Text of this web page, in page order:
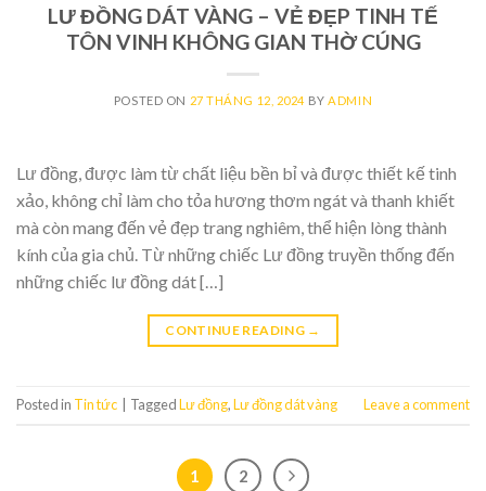
LƯ ĐỒNG DÁT VÀNG – VẺ ĐẸP TINH TẾ
TÔN VINH KHÔNG GIAN THỜ CÚNG
POSTED ON 27 THÁNG 12, 2024 BYADMIN
Lư đồng, được làm từ chất liệu bền bỉ và được thiết kế tinh
xảo, không chỉ làm cho tỏa hương thơm ngát và thanh khiết
mà còn mang đến vẻ đẹp trang nghiêm, thể hiện lòng thành
kính của gia chủ. Từ những chiếc Lư đồng truyền thống đến
những chiếc lư đồng dát […]
CONTINUE READING →
Posted in Tin tức TaggedLư đồng,Lư đồng dát vàng Leave a comment
1 2